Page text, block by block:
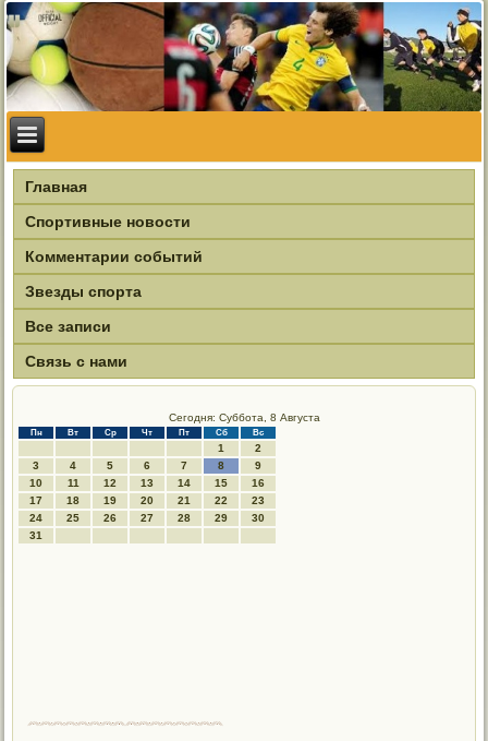
Главная
Спортивные новости
Комментарии событий
Звезды спорта
Все записи
Связь с нами
Сегодня: Суббота, 8 Августа
Пн Вт Ср Чт Пт Сб Вс
1
2
3
4 5 6 7 8
9
10
11 12 13 14 15
16
17
18 19 20 21 22
23
24
25 26 27 28 29
30
31